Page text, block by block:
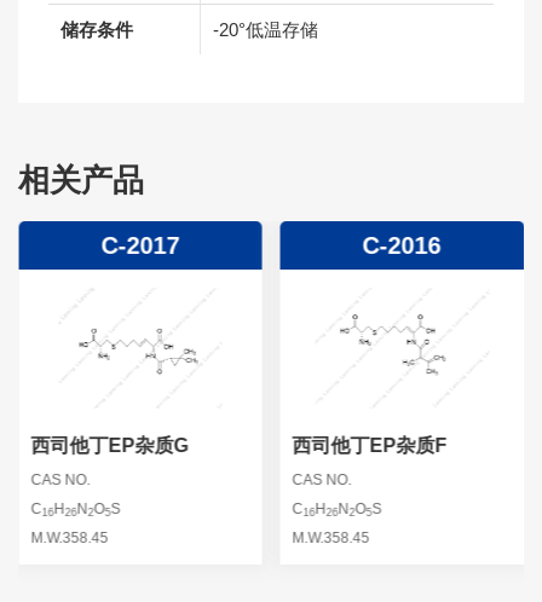
储存条件 -20°低温存储
相关产品
C-2017
西司他丁EP杂质G
CAS NO.
C16H26N2O5S
M.W.358.45
C-2016
西司他丁EP杂质F
CAS NO.
C16H26N2O5S
M.W.358.45